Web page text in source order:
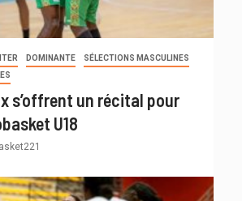
DOMINANTE
SÉLECTIONS MASCULINES
s’offrent un récital pour
U18